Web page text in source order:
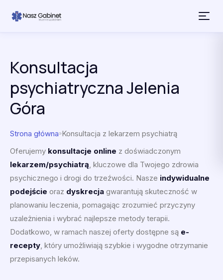
Konsultacja
psychiatryczna Jelenia
Góra
Strona główna»Konsultacja z lekarzem psychiatrą
Oferujemy konsultacje online z doświadczonym
lekarzem/psychiatrą , kluczowe dla Twojego zdrowia
psychicznego i drogi do trzeźwości. Nasze indywidualne
podejście oraz dyskrecja gwarantują skuteczność w
planowaniu leczenia, pomagając zrozumieć przyczyny
uzależnienia i wybrać najlepsze metody terapii.
Dodatkowo, w ramach naszej oferty dostępne są e-
recepty , który umożliwiają szybkie i wygodne otrzymanie
przepisanych leków.